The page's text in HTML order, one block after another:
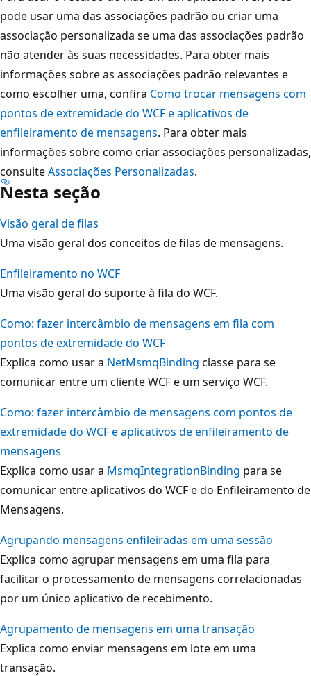
pode usar uma das associações padrão ou criar uma
associação personalizada se uma das associações padrão
não atender às suas necessidades. Para obter mais
informações sobre as associações padrão relevantes e
como escolher uma, confira Como trocar mensagens com
pontos de extremidade do WCF e aplicativos de
enfileiramento de mensagens. Para obter mais
informações sobre como criar associações personalizadas,
consulteAssociações Personalizadas.
Nesta seção
Visão geral de filas
Uma visão geral dos conceitos de filas de mensagens.
Enfileiramento no WCF
Uma visão geral do suporte à fila do WCF.
Como: fazer intercâmbio de mensagens em fila com
pontos de extremidade do WCF
Explica como usar a NetMsmqBinding classe para se
comunicar entre um cliente WCF e um serviço WCF.
Como: fazer intercâmbio de mensagens com pontos de
extremidade do WCF e aplicativos de enfileiramento de
mensagens
Explica como usar a MsmqIntegrationBinding para se
comunicar entre aplicativos do WCF e do Enfileiramento de
Mensagens.
Agrupando mensagens enfileiradas em uma sessão
Explica como agrupar mensagens em uma fila para
facilitar o processamento de mensagens correlacionadas
por um único aplicativo de recebimento.
Agrupamento de mensagens em uma transação
Explica como enviar mensagens em lote em uma
transação.